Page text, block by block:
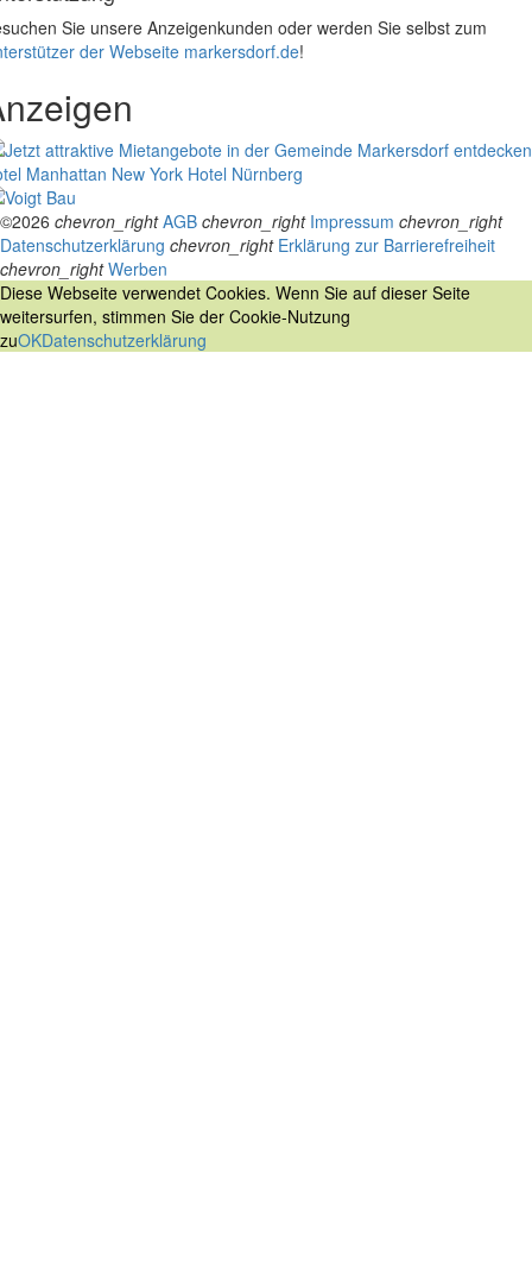
Sie unsere Anzeigenkunden oder werden Sie selbst zum
der Webseite markersdorf.de!
Manhattan New York Hotel Nürnberg
©2026 chevron_right AGB chevron_right Impressum chevron_right
Datenschutzerklärung chevron_right Erklärung zur Barrierefreiheit
chevron_right Werben
Diese Webseite verwendet Cookies. Wenn Sie auf dieser Seite
weitersurfen, stimmen Sie der Cookie-Nutzung
zuOKDatenschutzerklärung